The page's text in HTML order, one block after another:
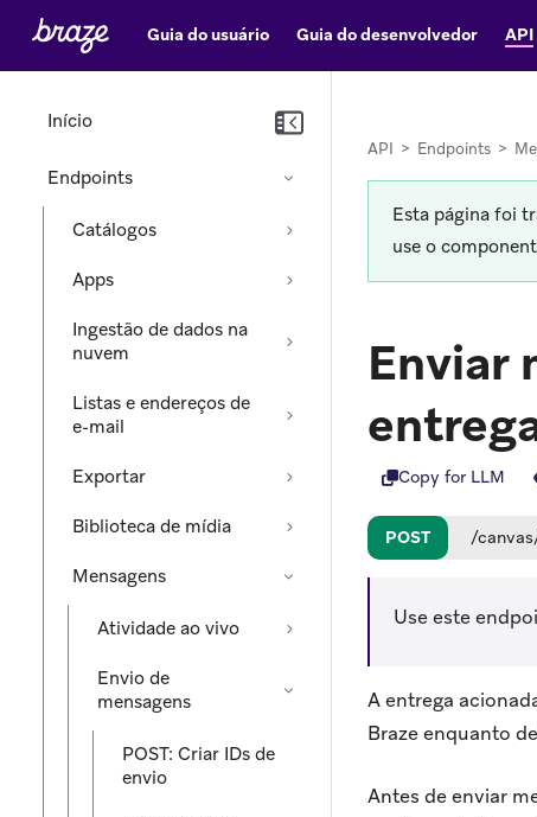
Guia do usuário Guia do desenvolvedor API
Início
Endpoints
Catálogos
Apps
Ingestão de dados na
nuvem
Listas e endereços de
e-mail
Exportar
Biblioteca de mídia
Mensagens
Atividade ao vivo
Envio de
mensagens
POST: Criar IDs de
envio
API > Endpoints >
Esta página foi
use o
Enviar
Copy for LLM
POST /
Use este
A entrega
Braze enquanto
Antes de enviar